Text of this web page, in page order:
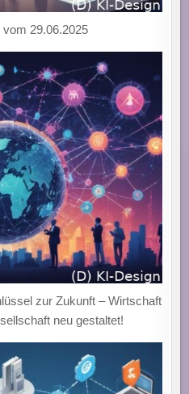
29.06.2025
zur Zukunft – Wirtschaft
neu gestaltet!